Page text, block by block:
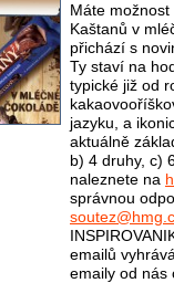
Máte
Kaštanů v
přichází s
Ty staví na
typické již od
jazyku, a
aktuálně
b) 4 druhy, c)
naleznete na
správnou
emailů
emaily od nás